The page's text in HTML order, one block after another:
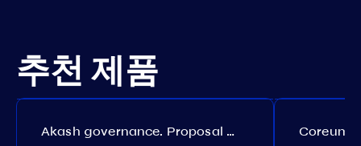
추천 제품
Akash governance. Proposal №308